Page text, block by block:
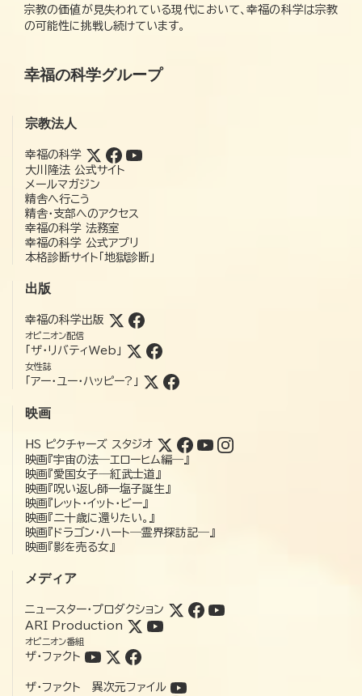
宗教の価値が見失われている現代において、幸福の科学は宗教
の可能性に挑戦し続けています。
幸福の科学グループ
宗教法人
幸福の科学
大川隆法 公式サイト
メールマガジン
精舎へ行こう
精舎・支部へのアクセス
幸福の科学 法務室
幸福の科学 公式アプリ
本格診断サイト「地獄診断」
出版
幸福の科学出版
オピニオン配信
「ザ・リバティWeb」
女性誌
「アー・ユー・ハッピー?」
映画
HS ピクチャーズ スタジオ
映画『宇宙の法―エローヒム編―』
映画『愛国女子―紅武士道』
映画『呪い返し師—塩子誕生』
映画『レット・イット・ビー』
映画『二十歳に還りたい。』
映画『ドラゴン・ハート―霊界探訪記―』
映画『影を売る女』
メディア
ニュースター・プロダクション
ARI Production
オピニオン番組
ザ・ファクト
ザ・ファクト 異次元ファイル